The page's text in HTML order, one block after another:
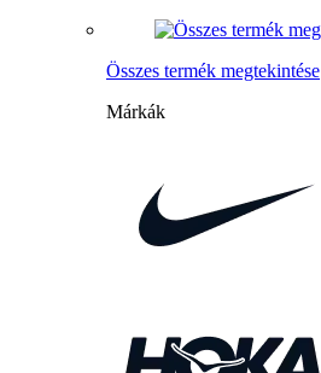
Összes termék megtekintése
Márkák